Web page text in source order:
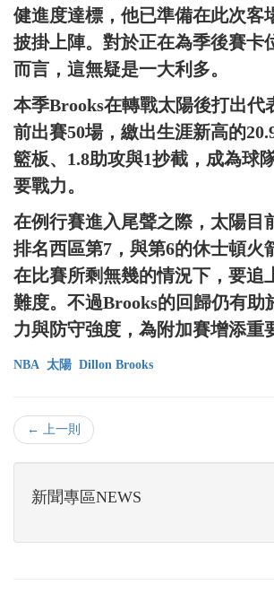
健進度達標，他已準備在此次客
披掛上陣。對於正在為季後賽卡
而言，這無疑是一大利多。
本季Brooks在轉戰太陽後打出代
前出賽50場，繳出生涯新高的
籃板、1.8助攻與1抄截，成為球
要戰力。
在例行賽進入尾聲之際，太陽目
排名西區第7，與第6的休士頓火
在比賽所剩無幾的情況下，要追
難度。不過Brooks的回歸仍有助
力與防守強度，為附加賽增添重
NBA 太陽 Dillon Brooks
← 上一則
新聞專區NEWS